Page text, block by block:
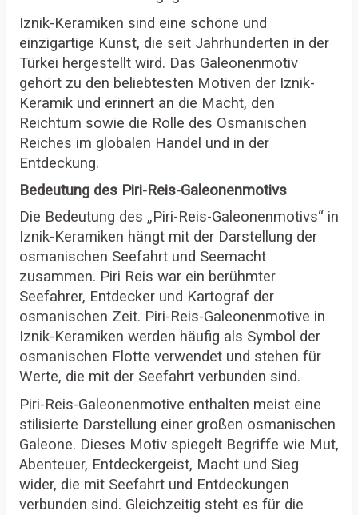
Iznik-Keramiken sind eine schöne und
einzigartige Kunst, die seit Jahrhunderten in der
Türkei hergestellt wird. Das Galeonenmotiv
gehört zu den beliebtesten Motiven der Iznik-
Keramik und erinnert an die Macht, den
Reichtum sowie die Rolle des Osmanischen
Reiches im globalen Handel und in der
Entdeckung.
Bedeutung des Piri-Reis-Galeonenmotivs
Die Bedeutung des „Piri-Reis-Galeonenmotivs“ in
Iznik-Keramiken hängt mit der Darstellung der
osmanischen Seefahrt und Seemacht
zusammen. Piri Reis war ein berühmter
Seefahrer, Entdecker und Kartograf der
osmanischen Zeit. Piri-Reis-Galeonenmotive in
Iznik-Keramiken werden häufig als Symbol der
osmanischen Flotte verwendet und stehen für
Werte, die mit der Seefahrt verbunden sind.
Piri-Reis-Galeonenmotive enthalten meist eine
stilisierte Darstellung einer großen osmanischen
Galeone. Dieses Motiv spiegelt Begriffe wie Mut,
Abenteuer, Entdeckergeist, Macht und Sieg
wider, die mit Seefahrt und Entdeckungen
verbunden sind. Gleichzeitig steht es für die